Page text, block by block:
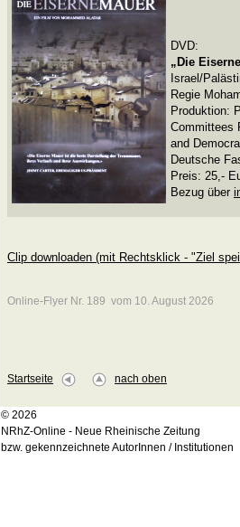
DVD:
„Die
Israel/
Regie
Produktion:
Committees
and
Deutsche
Preis: 25,-
Bezug über
Clip downloaden (mit Rechtsklick - "Ziel
Online-Flyer Nr. 189 vom 10. August 2026
Startseite nach oben
© 2026
NRhZ-Online - Neue Rheinische Zeitung
bzw. gekennzeichnete AutorInnen / Institutionen